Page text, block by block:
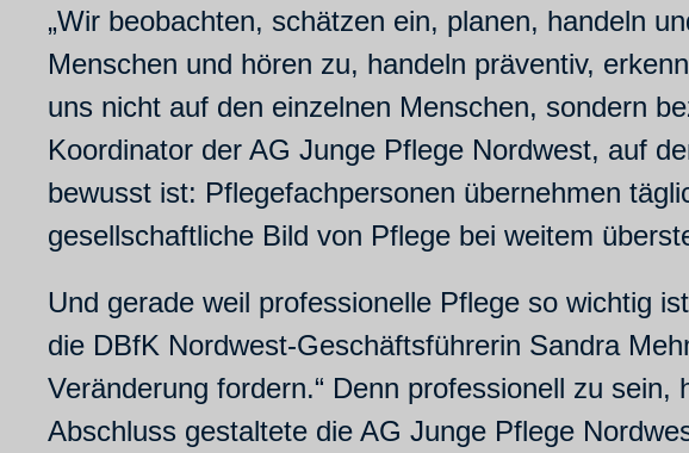
„Wir beobachten, schätzen ein, planen, handeln
Menschen und hören zu, handeln präventiv,
uns nicht auf den einzelnen Menschen, sondern
Koordinator der AG Junge Pflege Nordwest, auf
bewusst ist: Pflegefachpersonen übernehmen
gesellschaftliche Bild von Pflege bei weitem
Und gerade weil professionelle Pflege so wichtig
die DBfK Nordwest-Geschäftsführerin Sandra
Veränderung fordern.“ Denn professionell zu
Abschluss gestaltete die AG Junge Pflege